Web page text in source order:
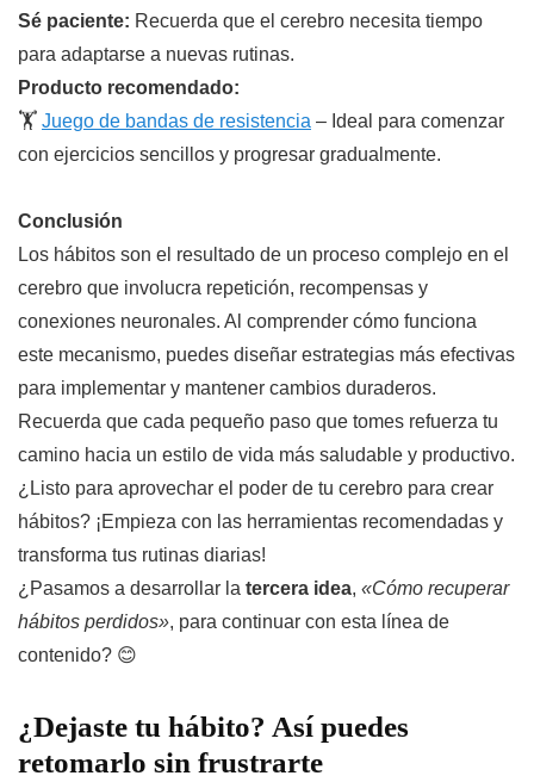
Sé paciente: Recuerda que el cerebro necesita tiempo
para adaptarse a nuevas rutinas.
Producto recomendado:
🏋️ Juego de bandas de resistencia – Ideal para comenzar
con ejercicios sencillos y progresar gradualmente.
Conclusión
Los hábitos son el resultado de un proceso complejo en el
cerebro que involucra repetición, recompensas y
conexiones neuronales. Al comprender cómo funciona
este mecanismo, puedes diseñar estrategias más efectivas
para implementar y mantener cambios duraderos.
Recuerda que cada pequeño paso que tomes refuerza tu
camino hacia un estilo de vida más saludable y productivo.
¿Listo para aprovechar el poder de tu cerebro para crear
hábitos? ¡Empieza con las herramientas recomendadas y
transforma tus rutinas diarias!
¿Pasamos a desarrollar la tercera idea, «Cómo recuperar
hábitos perdidos», para continuar con esta línea de
contenido? 😊
¿Dejaste tu hábito? Así puedes
retomarlo sin frustrarte